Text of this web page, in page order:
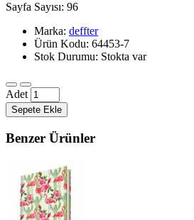
Sayfa Sayısı: 96
Marka: deffter
Ürün Kodu: 64453-7
Stok Durumu: Stokta var
Adet
Sepete Ekle
Benzer Ürünler